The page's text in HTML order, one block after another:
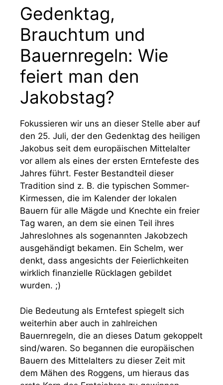
Gedenktag,
Brauchtum und
Bauernregeln: Wie
feiert man den
Jakobstag?
Fokussieren wir uns an dieser Stelle aber auf
den 25. Juli, der den Gedenktag des heiligen
Jakobus seit dem europäischen Mittelalter
vor allem als eines der ersten Erntefeste des
Jahres führt. Fester Bestandteil dieser
Tradition sind z. B. die typischen Sommer-
Kirmessen, die im Kalender der lokalen
Bauern für alle Mägde und Knechte ein freier
Tag waren, an dem sie einen Teil ihres
Jahreslohnes als sogenannten Jakobzech
ausgehändigt bekamen. Ein Schelm, wer
denkt, dass angesichts der Feierlichkeiten
wirklich finanzielle Rücklagen gebildet
wurden. ;)
Die Bedeutung als Erntefest spiegelt sich
weiterhin aber auch in zahlreichen
Bauernregeln, die an dieses Datum gekoppelt
sind/waren. So begannen die europäischen
Bauern des Mittelalters zu dieser Zeit mit
dem Mähen des Roggens, um hieraus das